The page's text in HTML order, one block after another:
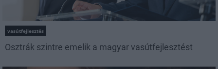
vasútfejlesztés
Osztrák szintre emelik a magyar vasútfejlesztést